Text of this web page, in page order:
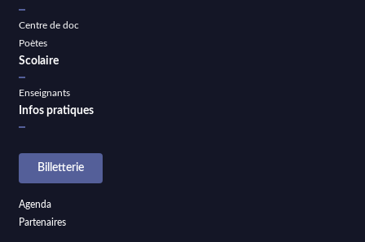
Centre de doc
Poètes
Scolaire
Enseignants
Infos pratiques
Billetterie
Agenda
Partenaires